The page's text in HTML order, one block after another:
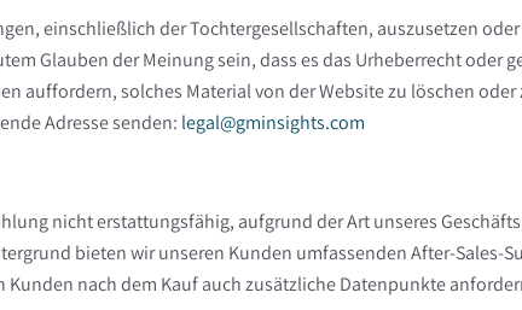
einschließlich der Tochtergesellschaften, auszusetzen
Glauben der Meinung sein, dass es das Urheberrecht oder
auffordern, solches Material von der Website zu löschen
Adresse senden: legal@gminsights.com
nicht erstattungsfähig, aufgrund der Art unseres
bieten wir unseren Kunden umfassenden After-Sales-
nach dem Kauf auch zusätzliche Datenpunkte